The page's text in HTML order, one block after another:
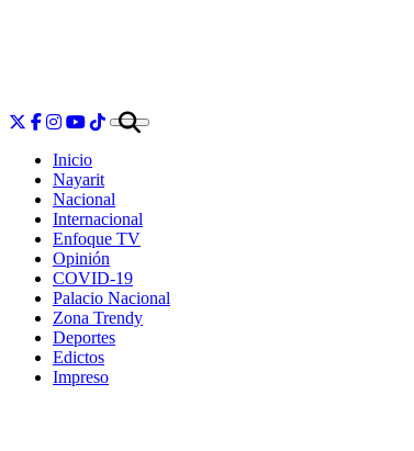
Inicio
Nayarit
Nacional
Internacional
Enfoque TV
Opinión
COVID-19
Palacio Nacional
Zona Trendy
Deportes
Edictos
Impreso